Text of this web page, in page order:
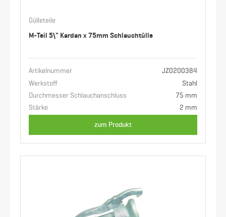
Gülleteile
M-Teil 5\" Kardan x 75mm Schlauchtülle
Artikelnummer
JZ0200384
Werkstoff
Stahl
Durchmesser Schlauchanschluss
75 mm
Stärke
2 mm
zum Produkt